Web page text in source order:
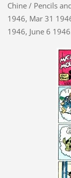
Chine / Pencils
1946, Mar 31
1946, June 6